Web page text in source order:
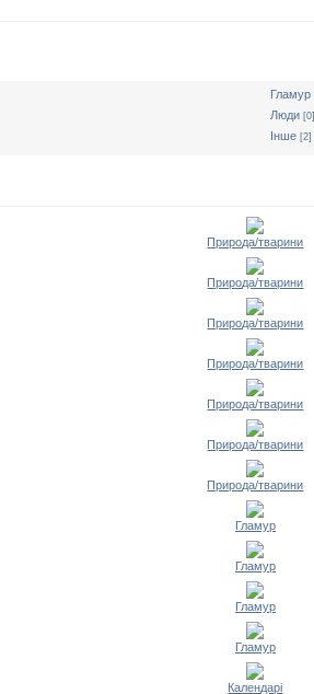
Гламур
Люди [0]
Інше [2]
Природа/тварини
Природа/тварини
Природа/тварини
Природа/тварини
Природа/тварини
Природа/тварини
Природа/тварини
Гламур
Гламур
Гламур
Гламур
Календарі